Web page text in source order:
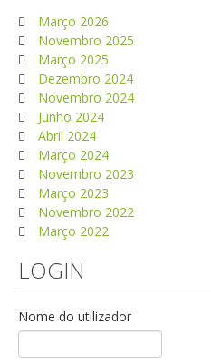
Março 2026
Novembro 2025
Março 2025
Dezembro 2024
Novembro 2024
Junho 2024
Abril 2024
Março 2024
Novembro 2023
Março 2023
Novembro 2022
Março 2022
LOGIN
Nome do utilizador